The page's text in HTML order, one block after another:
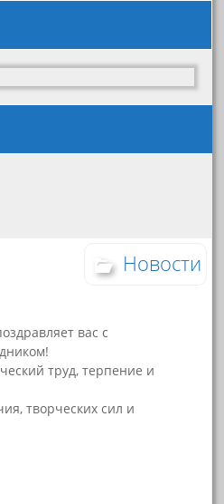
Новости
вас с
труд, терпение и
творческих сил и